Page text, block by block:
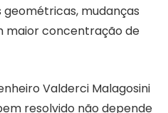
mudanças
maior concentração de
Valderci Malagosini
resolvido não depende